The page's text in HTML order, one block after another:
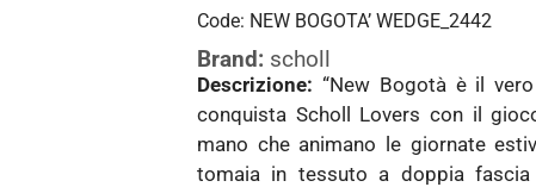
Code: NEW BOGOTA’ WEDGE_2442
Brand: scholl
Descrizione: “New Bogotà è il
conquista Scholl Lovers con il
mano che animano le giornate
tomaia in tessuto a doppia fascia